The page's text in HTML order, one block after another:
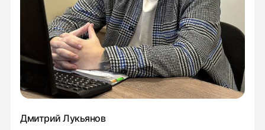
Дмитрий Лукьянов